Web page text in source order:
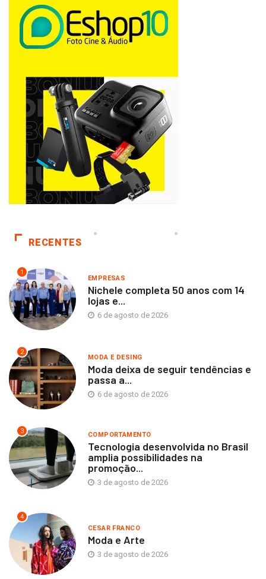
RECENTES
1
EMPRESAS
Nichele completa 50 anos com 14
lojas e...
6 de agosto de 2026
2
MODA E DESING
Moda deixa de seguir tendências e
passa a...
6 de agosto de 2026
3 COMPORTAMENTO
Tecnologia desenvolvida no Brasil
amplia possibilidades na
promoção...
3 de agosto de 2026
4
CESAR FRANCO
Moda e Arte
3 de agosto de 2026